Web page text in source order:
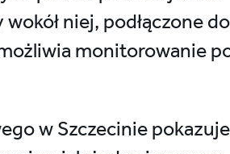
niej, podłączone do
monitorowanie
w Szczecinie